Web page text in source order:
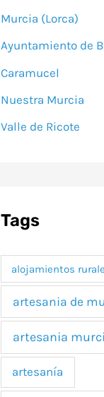
Murcia (Lorca)
Ayuntamiento de
Caramucel
Nuestra Murcia
Valle de Ricote
Tags
alojamientos
artesania de
artesania
artesanía